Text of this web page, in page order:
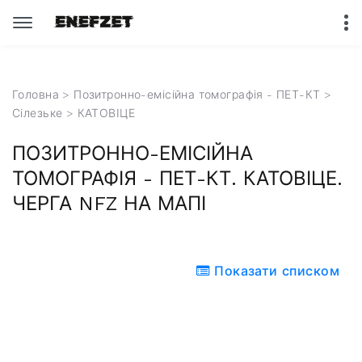
Головна > Позитронно-емісійна томографія - ПЕТ-КТ >
Сілезьке > КАТОВІЦЕ
ПОЗИТРОННО-ЕМІСІЙНА
ТОМОГРАФІЯ - ПЕТ-КТ. КАТОВІЦЕ.
ЧЕРГА NFZ НА МАПІ
Показати списком